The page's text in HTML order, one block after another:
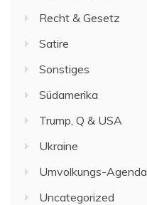
Recht & Gesetz
Satire
Sonstiges
Südamerika
Trump, Q & USA
Ukraine
Umvolkungs-Agenda
Uncategorized